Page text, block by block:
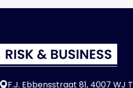
F.J. Ebbensstraat 81, 4007 WJ